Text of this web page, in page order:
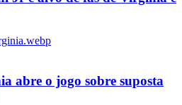
abre o jogo sobre suposta